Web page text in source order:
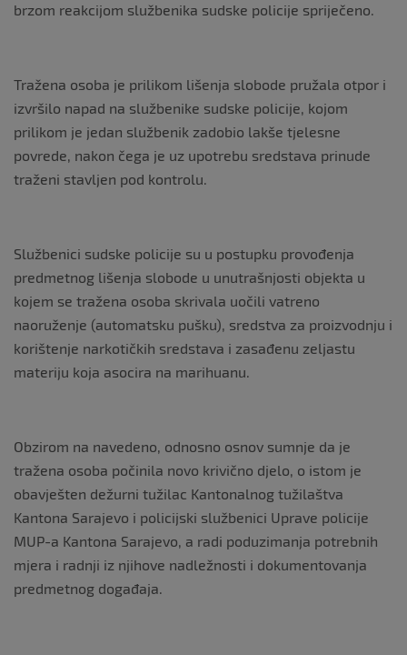
brzom reakcijom službenika sudske policije spriječeno.
Tražena osoba je prilikom lišenja slobode pružala otpor i
izvršilo napad na službenike sudske policije, kojom
prilikom je jedan službenik zadobio lakše tjelesne
povrede, nakon čega je uz upotrebu sredstava prinude
traženi stavljen pod kontrolu.
Službenici sudske policije su u postupku provođenja
predmetnog lišenja slobode u unutrašnjosti objekta u
kojem se tražena osoba skrivala uočili vatreno
naoruženje (automatsku pušku), sredstva za proizvodnju i
korištenje narkotičkih sredstava i zasađenu zeljastu
materiju koja asocira na marihuanu.
Obzirom na navedeno, odnosno osnov sumnje da je
tražena osoba počinila novo krivično djelo, o istom je
obavješten dežurni tužilac Kantonalnog tužilaštva
Kantona Sarajevo i policijski službenici Uprave policije
MUP-a Kantona Sarajevo, a radi poduzimanja potrebnih
mjera i radnji iz njihove nadležnosti i dokumentovanja
predmetnog događaja.